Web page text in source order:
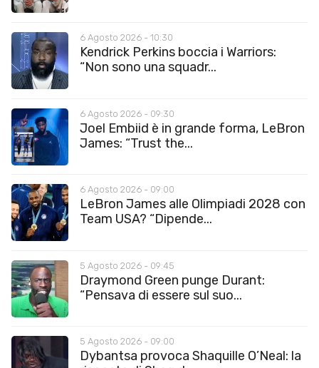
6 Agosto 2026 - 10:30
Kendrick Perkins boccia i Warriors:
“Non sono una squadr...
6 Agosto 2026 - 09:30
Joel Embiid è in grande forma, LeBron
James: “Trust the...
6 Agosto 2026 - 09:00
LeBron James alle Olimpiadi 2028 con
Team USA? “Dipende...
5 Agosto 2026 - 09:45
Draymond Green punge Durant:
“Pensava di essere sul suo...
5 Agosto 2026 - 09:00
Dybantsa provoca Shaquille O’Neal: la